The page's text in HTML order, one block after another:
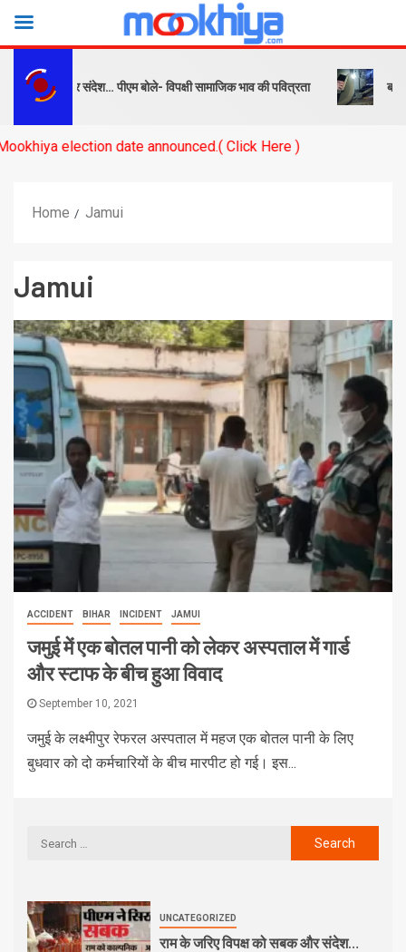
को सबक और संदेश… पीएम बोले- विपक्षी सामाजिक भाव की पवित्रता बनारस
election date announced.( Click Here )
Home Jamui
Jamui
ACCIDENT BIHAR INCIDENT JAMUI
जमुई में एक बोतल पानी को लेकर अस्पताल में गार्ड
और स्टाफ के बीच हुआ विवाद
September 10, 2021
जमुई के लक्ष्मीपुर रेफरल अस्पताल में महज एक बोतल पानी के लिए
बुधवार को दो कर्मचारियों के बीच मारपीट हो गई। इस...
UNCATEGORIZED
राम के जरिए विपक्ष को सबक और संदेश…